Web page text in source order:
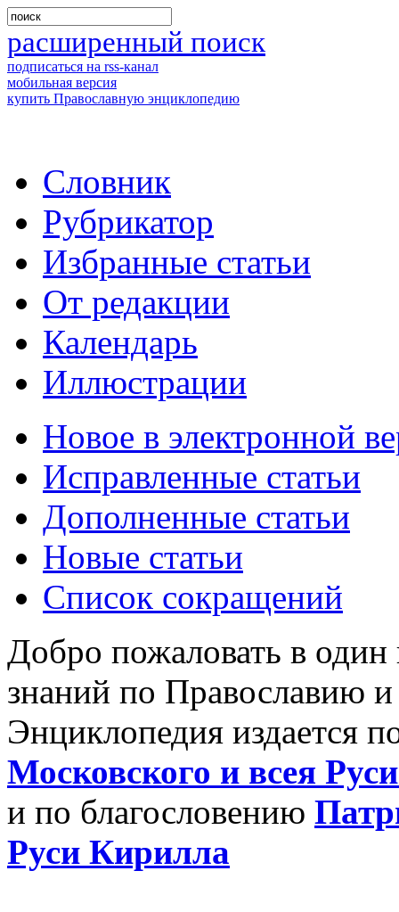
расширенный поиск
подписаться на rss-канал
мобильная версия
купить Православную энциклопедию
Словник
Рубрикатор
Избранные статьи
От редакции
Календарь
Иллюстрации
Новое в электронной
Исправленные статьи
Дополненные статьи
Новые статьи
Список сокращений
Добро пожаловать в
знаний по Православию
Энциклопедия издается
Московского и всея
и по благословению
Руси Кирилла